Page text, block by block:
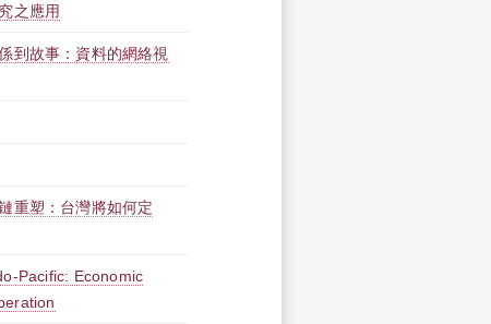
之應用
到故事：資料的網絡視
重塑：台灣將如何定
Pacific: Economic